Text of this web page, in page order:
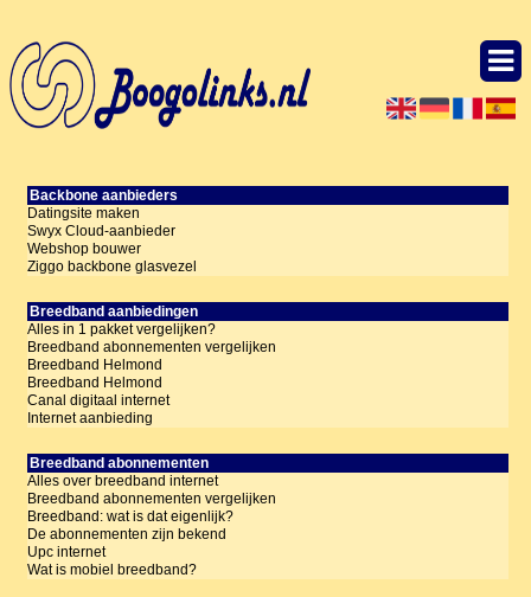
Backbone aanbieders
Datingsite maken
Swyx Cloud-aanbieder
Webshop bouwer
Ziggo backbone glasvezel
Breedband aanbiedingen
Alles in 1 pakket vergelijken?
Breedband abonnementen vergelijken
Breedband Helmond
Breedband Helmond
Canal digitaal internet
Internet aanbieding
Breedband abonnementen
Alles over breedband internet
Breedband abonnementen vergelijken
Breedband: wat is dat eigenlijk?
De abonnementen zijn bekend
Upc internet
Wat is mobiel breedband?